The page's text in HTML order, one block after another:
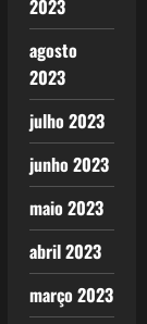
2023
agosto
2023
julho 2023
junho 2023
maio 2023
abril 2023
março 2023